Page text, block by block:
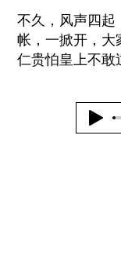
不久，风声四起
帐，一掀开，大
仁贵怕皇上不敢